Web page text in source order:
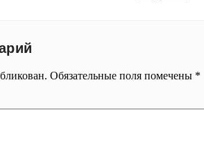
Обязательные поля помечены *